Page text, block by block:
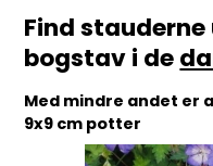
Find
bogstav i de
Med mindre andet er
9x9 cm potter